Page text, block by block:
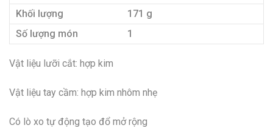
Khối lượng
171 g
Số lượng món
1
Vật liệu lưỡi cắt: hợp kim
Vật liệu tay cầm: hợp kim nhôm nhẹ
Có lò xo tự động tạo đổ mở rộng